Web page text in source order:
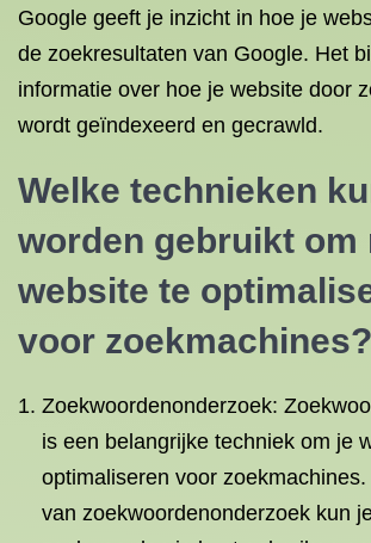
Google geeft je inzicht in hoe je
de zoekresultaten van Google. Het
informatie over hoe je website door
wordt geïndexeerd en gecrawld.
Welke technieken
worden gebruikt om
website te
voor zoekmachines?
Zoekwoordenonderzoek:
is een belangrijke techniek om je
optimaliseren voor zoekmachines.
van zoekwoordenonderzoek kun